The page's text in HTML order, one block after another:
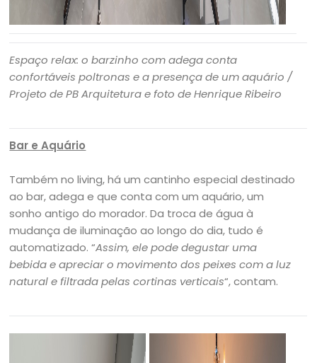
Espaço relax: o barzinho com adega conta
confortáveis poltronas e a presença de um aquário/
Projeto de PB Arquitetura e foto de Henrique Ribeiro
Bar e Aquário
Também no living, há um cantinho especial destinado
ao bar, adega e que conta com um aquário, um
sonho antigo do morador. Da troca de água à
mudança de iluminação ao longo do dia, tudo é
automatizado. “Assim, ele pode degustar uma
bebida e apreciar o movimento dos peixes com a luz
natural e filtrada pelas cortinas verticais“, contam.